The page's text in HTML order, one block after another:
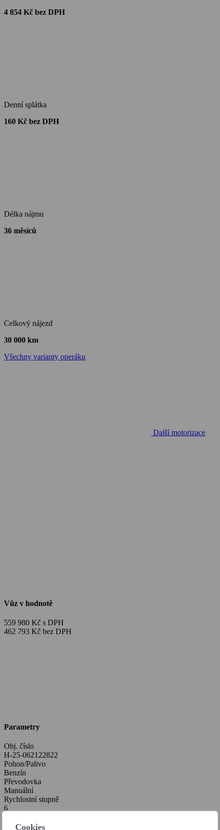
Cookies
4 854 Kč bez DPH
Denní splátka
160 Kč bez DPH
Délka nájmu
36 měsíců
Celkový nájezd
30 000 km
Všechny varianty operáku
Další motorizace
Vůz v hodnotě
559 980 Kč s DPH
462 793 Kč bez DPH
Parametry
Obj. číslo
H-25-062122822
Pohon/Palivo
Benzín
Převodovka
Manuální
Rychlostní stupně
6
103 kW